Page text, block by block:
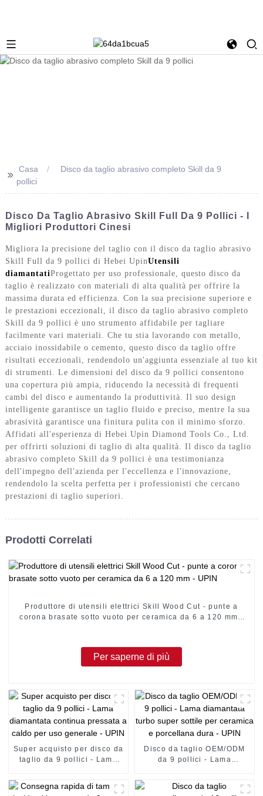
>>
Casa
Disco da taglio abrasivo completo Skill da 9
pollici
Disco Da Taglio Abrasivo Skill Full Da 9 Pollici - I
Migliori Produttori Cinesi
Migliora la precisione del taglio con il disco da taglio abrasivo
Skill Full da 9 pollici di Hebei UpinUtensili
diamantatiProgettato per uso professionale, questo disco da
taglio è realizzato con materiali di alta qualità per offrire la
massima durata ed efficienza. Con la sua precisione superiore e
le prestazioni eccezionali, il disco da taglio abrasivo completo
Skill da 9 pollici è uno strumento affidabile per tagliare
facilmente vari materiali. Che tu stia lavorando con metallo,
acciaio inossidabile o cemento, questo disco da taglio offre
risultati eccezionali, rendendolo un'aggiunta essenziale al tuo kit
di strumenti. Le dimensioni del disco da 9 pollici consentono
una copertura più ampia, riducendo la necessità di frequenti
cambi del disco e aumentando la produttività. Il suo design
intelligente garantisce un taglio fluido e preciso, mentre la sua
abrasività garantisce una finitura pulita con il minimo sforzo.
Affidati all'esperienza di Hebei Upin Diamond Tools Co., Ltd.
per offrirti soluzioni di taglio di alta qualità. Il disco da taglio
abrasivo completo Skill da 9 pollici è una testimonianza
dell'impegno dell'azienda per l'eccellenza e l'innovazione,
rendendolo la scelta perfetta per i professionisti che cercano
prestazioni di taglio superiori.
Prodotti Correlati
Produttore di utensili elettrici Skill Wood Cut - punte a
corona brasate sotto vuoto per ceramica da 6 a 120 mm -
Per saperne di più
Super acquisto per disco da
taglio da 9 pollici - Lama
generale - UPIN
Disco da taglio OEM/ODM
da 9 pollici - Lama
porcellana dura - UPIN